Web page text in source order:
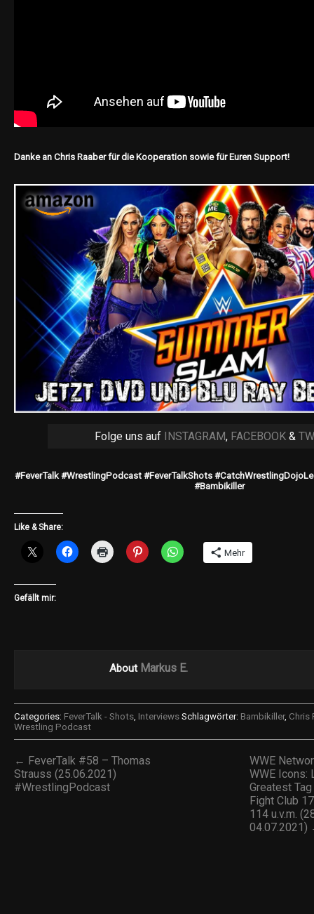
Danke an Chris Raaber für die Kooperation sowie für Euren Support!
Folge uns auf INSTAGRAM, FACEBOOK&
#FeverTalk #WrestlingPodcast #FeverTalkShots
#Bambikiller
Like & Share:
Mehr
Gefällt mir:
About Markus E.
Categories: FeverTalk - Shots Interviews Schlagwörter: Bambikiller, Chris
Wrestling Podcast
← FeverTalk #58 – Thomas
Strauss (25.06.2021)
#WrestlingPodcast
WWE
WWE Icons:
Greatest
Fight Club
114 u.v.m.
04.07.2021)